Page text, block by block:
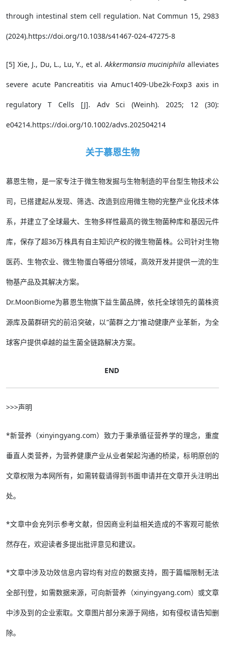
through intestinal stem cell regulation. Nat Commun 15, 2983
(2024).https://doi.org/10.1038/s41467-024-47275-8
[5] Xie, J., Du, L., Lu, Y., et al.Akkermansia muciniphila alleviates
severe acute Pancreatitis via Amuc1409-Ube2k-Foxp3 axis in
regulatory T Cells [J]. Adv Sci (Weinh). 2025; 12 (30):
e04214.https://doi.org/10.1002/advs.202504214
关于慕恩生物
慕恩生物，是一家专注于微生物发掘与生物制造的平台型生物技术公
司，已搭建起从发现、筛选、改造到应用微生物的完整产业化技术体
系，并建立了全球最大、生物多样性最高的微生物菌种库和基因元件
库，保存了超36万株具有自主知识产权的微生物菌株。公司针对生物
医药、生物农业、微生物蛋白等细分领域，高效开发并提供一流的生
物基产品及其解决方案。
Dr.MoonBiome为慕恩生物旗下益生菌品牌，依托全球领先的菌株资
源库及菌群研究的前沿突破，以“菌群之力”推动健康产业革新，为全
球客户提供卓越的益生菌全链路解决方案。
END
>>>声明
*新营养（xinyingyang.com）致力于秉承循征营养学的理念，重度
垂直人类营养，为营养健康产业从业者架起沟通的桥梁，标明原创的
文章权限为本网所有，如需转载请得到书面申请并在文章开头注明出
处。
*文章中会充列示参考文献，但因商业利益相关造成的不客观可能依
然存在，欢迎读者多提出批评意见和建议。
*文章中涉及功效信息内容均有对应的数据支持，囿于篇幅限制无法
全部刊登，如需数据来源，可向新营养（xinyingyang.com）或文章
中涉及到的企业索取。文章图片部分来源于网络，如有侵权请告知删
除。